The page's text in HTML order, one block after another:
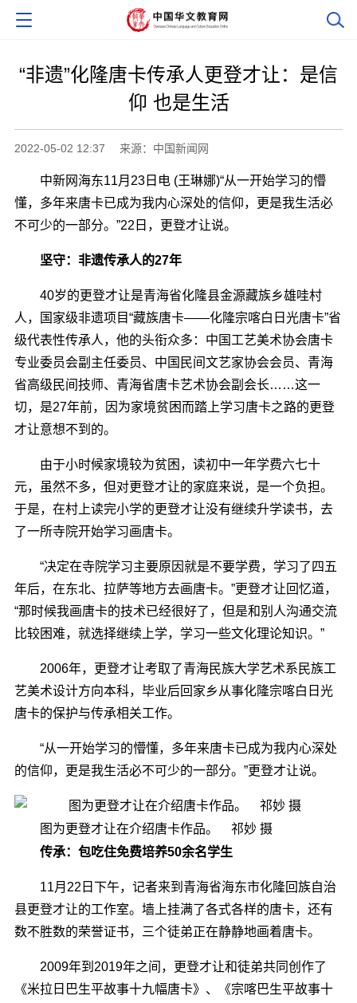
“非遗”化隆唐卡传承人更登才让：是信
仰 也是生活
2022-05-02 12:37 来源：中国新闻网
中新网海东11月23日电 (王琳娜)“从一开始学习的懵
懂，多年来唐卡已成为我内心深处的信仰，更是我生活必
不可少的一部分。”22日，更登才让说。
坚守：非遗传承人的27年
40岁的更登才让是青海省化隆县金源藏族乡雄哇村
人，国家级非遗项目“藏族唐卡――化隆宗喀白日光唐卡”省
级代表性传承人，他的头衔众多：中国工艺美术协会唐卡
专业委员会副主任委员、中国民间文艺家协会会员、青海
省高级民间技师、青海省唐卡艺术协会副会长……这一
切，是27年前，因为家境贫困而踏上学习唐卡之路的更登
才让意想不到的。
由于小时候家境较为贫困，读初中一年学费六七十
元，虽然不多，但对更登才让的家庭来说，是一个负担。
于是，在村上读完小学的更登才让没有继续升学读书，去
了一所寺院开始学习画唐卡。
“决定在寺院学习主要原因就是不要学费，学习了四五
年后，在东北、拉萨等地方去画唐卡。”更登才让回忆道，
“那时候我画唐卡的技术已经很好了，但是和别人沟通交流
比较困难，就选择继续上学，学习一些文化理论知识。”
2006年，更登才让考取了青海民族大学艺术系民族工
艺美术设计方向本科，毕业后回家乡从事化隆宗喀白日光
唐卡的保护与传承相关工作。
“从一开始学习的懵懂，多年来唐卡已成为我内心深处
的信仰，更是我生活必不可少的一部分。”更登才让说。
图为更登才让在介绍唐卡作品。 祁妙 摄
传承：包吃住免费培养50余名学生
11月22日下午，记者来到青海省海东市化隆回族自治
县更登才让的工作室。墙上挂满了各式各样的唐卡，还有
数不胜数的荣誉证书，三个徒弟正在静静地画着唐卡。
2009年到2019年之间，更登才让和徒弟共同创作了
《米拉日巴生平故事十九幅唐卡》、《宗喀巴生平故事十